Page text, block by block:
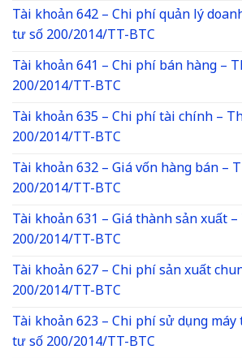
Tài khoản 642 – Chi phí quản lý
tư số 200/2014/TT-BTC
Tài khoản 641 – Chi phí bán hàng –
200/2014/TT-BTC
Tài khoản 635 – Chi phí tài chính –
200/2014/TT-BTC
Tài khoản 632 – Giá vốn hàng bán –
200/2014/TT-BTC
Tài khoản 631 – Giá thành sản xuất
200/2014/TT-BTC
Tài khoản 627 – Chi phí sản xuất
200/2014/TT-BTC
Tài khoản 623 – Chi phí sử dụng
tư số 200/2014/TT-BTC